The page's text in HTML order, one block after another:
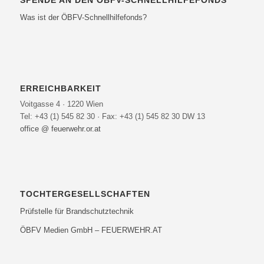
Was ist der ÖBFV-Schnellhilfefonds?
ERREICHBARKEIT
Voitgasse 4 · 1220 Wien
Tel: +43 (1) 545 82 30 · Fax: +43 (1) 545 82 30 DW 13
office @ feuerwehr.or.at
TOCHTERGESELLSCHAFTEN
Prüfstelle für Brandschutztechnik
ÖBFV Medien GmbH – FEUERWEHR.AT